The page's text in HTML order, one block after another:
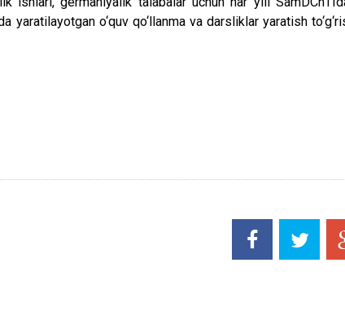
yaratilayotgan o‘quv qo‘llanma va darsliklar yaratish